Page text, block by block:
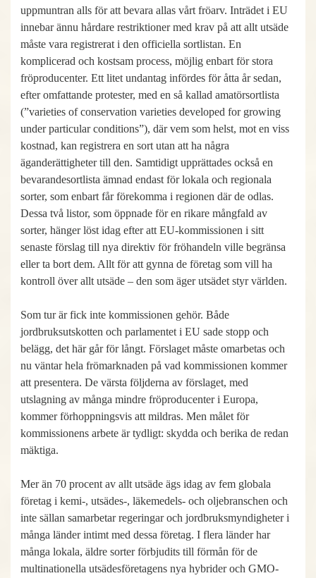
uppmuntran alls för att bevara allas vårt fröarv. Inträdet i EU
innebar ännu hårdare restriktioner med krav på att allt utsäde
måste vara registrerat i den officiella sortlistan. En
komplicerad och kostsam process, möjlig enbart för stora
fröproducenter. Ett litet undantag infördes för åtta år sedan,
efter omfattande protester, med en så kallad amatörsortlista
(”varieties of conservation varieties developed for growing
under particular conditions”), där vem som helst, mot en viss
kostnad, kan registrera en sort utan att ha några
äganderättigheter till den. Samtidigt upprättades också en
bevarandesortlista ämnad endast för lokala och regionala
sorter, som enbart får förekomma i regionen där de odlas.
Dessa två listor, som öppnade för en rikare mångfald av
sorter, hänger löst idag efter att EU-kommissionen i sitt
senaste förslag till nya direktiv för fröhandeln ville begränsa
eller ta bort dem. Allt för att gynna de företag som vill ha
kontroll över allt utsäde – den som äger utsädet styr världen.
Som tur är fick inte kommissionen gehör. Både
jordbruksutskotten och parlamentet i EU sade stopp och
belägg, det här går för långt. Förslaget måste omarbetas och
nu väntar hela frömarknaden på vad kommissionen kommer
att presentera. De värsta följderna av förslaget, med
utslagning av många mindre fröproducenter i Europa,
kommer förhoppningsvis att mildras. Men målet för
kommissionens arbete är tydligt: skydda och berika de redan
mäktiga.
Mer än 70 procent av allt utsäde ägs idag av fem globala
företag i kemi-, utsädes-, läkemedels- och oljebranschen och
inte sällan samarbetar regeringar och jordbruksmyndigheter i
många länder intimt med dessa företag. I flera länder har
många lokala, äldre sorter förbjudits till förmån för de
multinationella utsädesföretagens nya hybrider och GMO-